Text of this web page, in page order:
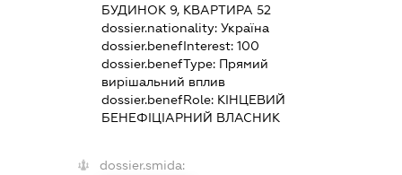
БУДИНОК 9, КВАРТИРА 52
dossier.nationality:Україна
dossier.benefInterest:100
dossier.benefType: Прямий
вирішальний вплив
dossier.benefRole: КІНЦЕВИЙ
БЕНЕФІЦІАРНИЙ ВЛАСНИК
dossier.smida: